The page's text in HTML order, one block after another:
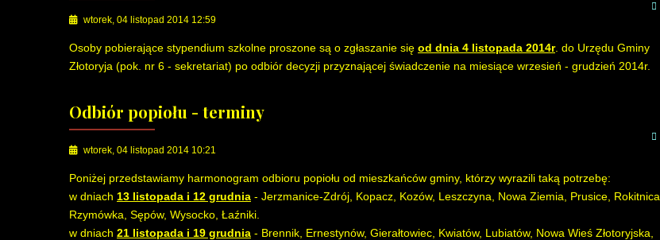
wtorek, 04 listopad 2014 12:59
Osoby pobierające stypendium szkolne proszone są o zgłaszanie się od dnia 4 listopada 2014r. do Urzędu Gminy
Złotoryja (pok. nr 6 - sekretariat) po odbiór decyzji przyznającej świadczenie na miesiące wrzesień - grudzień 2014r.
Odbiór popiołu - terminy
wtorek, 04 listopad 2014 10:21
Poniżej przedstawiamy harmonogram odbioru popiołu od mieszkańców gminy, którzy wyrazili taką potrzebę:
w dniach 13 listopada i 12 grudnia - Jerzmanice-Zdrój, Kopacz, Kozów, Leszczyna, Nowa Ziemia, Prusice, Rokitnica,
Rzymówka, Sępów, Wysocko, Łaźniki.
w dniach 21 listopada i 19 grudnia - Brennik, Ernestynów, Gierałtowiec, Kwiatów, Lubiatów, Nowa Wieś Złotoryjska,